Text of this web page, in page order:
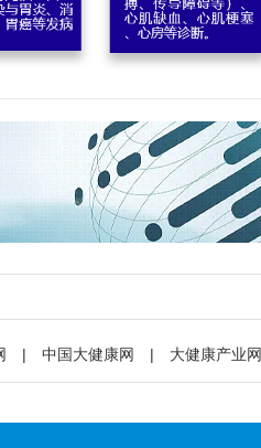
| 中国大健康网 | 大健康产业网